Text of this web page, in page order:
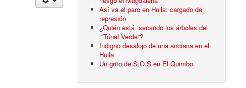
Así va el paro en Huila: cargado de
represión
¿Quién está secando los árboles del
“Túnel Verde”?
Indigno desalojo de una anciana en el
Huila
Un grito de S.O.S en El Quimbo